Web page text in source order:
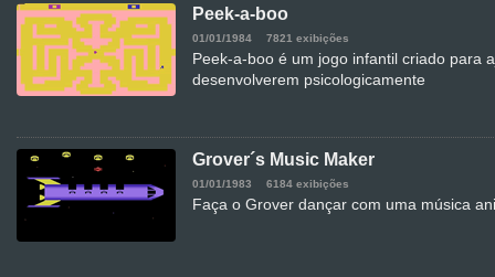
Peek-a-boo
01/01/1984 7821 exibições
Peek-a-boo é um jogo infantil criado para
desenvolverem psicologicamente
Grover´s Music Maker
01/01/1983 6184 exibições
Faça o Grover dançar com uma música